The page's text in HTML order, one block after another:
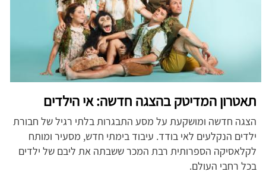
תאטרון המדיטק בהצגה חדשה: אי הילדים
הצגה חדשה ומושקעת על מסע התבגרות בלתי רגיל של חבורת
ילדים הנקלעים לאי בודד. עיבוד בימתי חדש, מסעיר ומותח
לקלאסיקה הספרותית רבת המכר ששבתה את ליבם של ילדים
בכל רחבי העולם.